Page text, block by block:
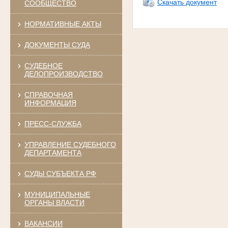
СООБЩЕСТВО
НОРМАТИВНЫЕ АКТЫ
ДОКУМЕНТЫ СУДА
СУДЕБНОЕ
ДЕЛОПРОИЗВОДСТВО
СПРАВОЧНАЯ
ИНФОРМАЦИЯ
ПРЕСС-СЛУЖБА
УПРАВЛЕНИЕ СУДЕБНОГО
ДЕПАРТАМЕНТА
СУДЫ СУБЪЕКТА РФ
МУНИЦИПАЛЬНЫЕ
ОРГАНЫ ВЛАСТИ
ВАКАНСИИ
Скачать документ